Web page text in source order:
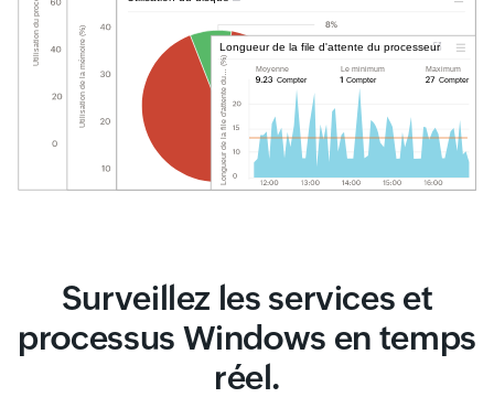
Surveillez les services et
processus Windows en temps
réel.